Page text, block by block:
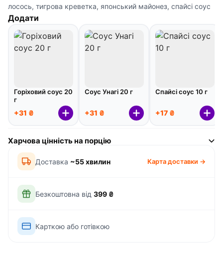
лосось, тигрова креветка, японський майонез, спайсі соус
Додати
Горіховий соус 20
г
+31 ₴
Соус Унагі 20 г
+31 ₴
Спайсі соус 10 г
+17 ₴
Харчова цінність на порцію
Доставка ~55 хвилин Карта доставки →
Безкоштовна від 399 ₴
Карткою або готівкою